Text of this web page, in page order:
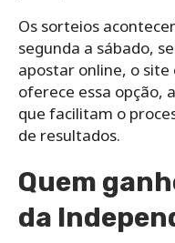
Os sorteios
segunda a sábado,
apostar online, o site
oferece essa opção,
que facilitam o
de resultados.
Quem
da